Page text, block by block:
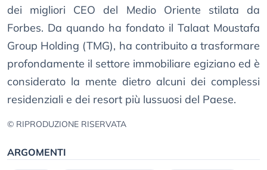
dei migliori CEO del Medio Oriente stilata da
Forbes. Da quando ha fondato il Talaat Moustafa
Group Holding (TMG), ha contribuito a trasformare
profondamente il settore immobiliare egiziano ed è
considerato la mente dietro alcuni dei complessi
residenziali e dei resort più lussuosi del Paese.
© RIPRODUZIONE RISERVATA
ARGOMENTI